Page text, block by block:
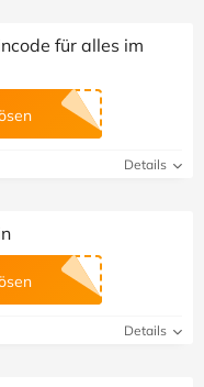
für alles im
Details
Details